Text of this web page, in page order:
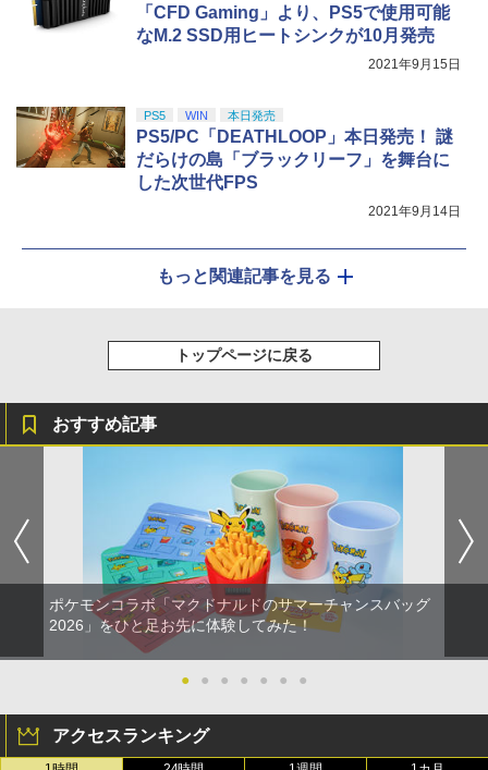
「CFD Gaming」より、PS5で使用可能
なM.2 SSD用ヒートシンクが10月発売
2021年9月15日
PS5 WIN 本日発売
PS5/PC「DEATHLOOP」本日発売！ 謎
だらけの島「ブラックリーフ」を舞台に
した次世代FPS
2021年9月14日
もっと関連記事を見る
トップページに戻る
おすすめ記事
ポケモンコラボ「マクドナルドのサマーチャンスバッグ
2026」をひと足お先に体験してみた！
● ● ● ● ● ● ●
アクセスランキング